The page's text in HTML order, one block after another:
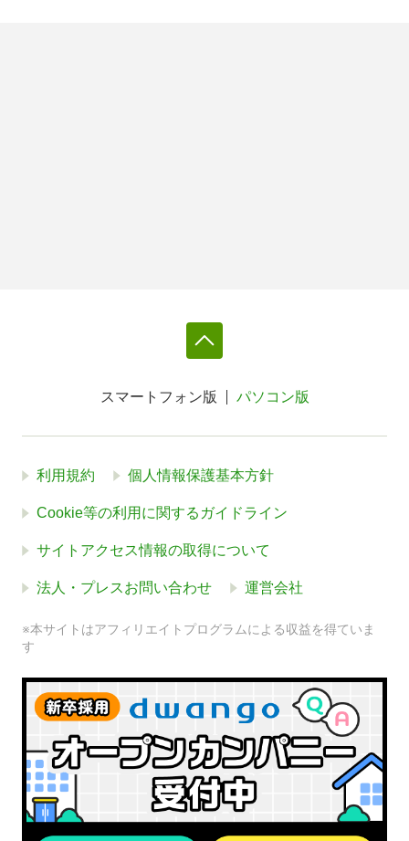
スマートフォン版 パソコン版
利用規約 個人情報保護基本方針
Cookie等の利用に関するガイドライン
サイトアクセス情報の取得について
法人・プレスお問い合わせ 運営会社
※本サイトはアフィリエイトプログラムによる収益を得ていま
す